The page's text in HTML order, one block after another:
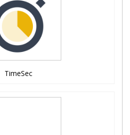
TimeSec